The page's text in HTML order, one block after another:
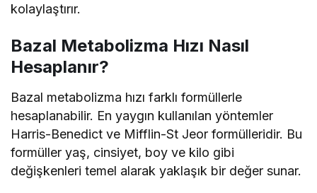
kolaylaştırır.
Bazal Metabolizma Hızı Nasıl
Hesaplanır?
Bazal metabolizma hızı farklı formüllerle
hesaplanabilir. En yaygın kullanılan yöntemler
Harris-Benedict ve Mifflin-St Jeor formülleridir. Bu
formüller yaş, cinsiyet, boy ve kilo gibi
değişkenleri temel alarak yaklaşık bir değer sunar.